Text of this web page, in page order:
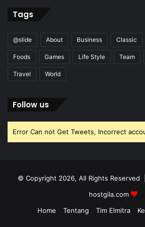
Tags
@slide About Business Classic
Foods Games Life Style Team
Travel World
Follow us
Error Can not Get Tweets, Incorrect
© Copyright 2026, All Rights
hostgila.com
Home
Tentang Tim Elmitra